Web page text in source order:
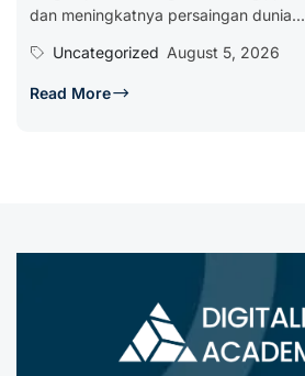
dan meningkatnya persaingan dunia...
Uncategorized August 5, 2026
Read More